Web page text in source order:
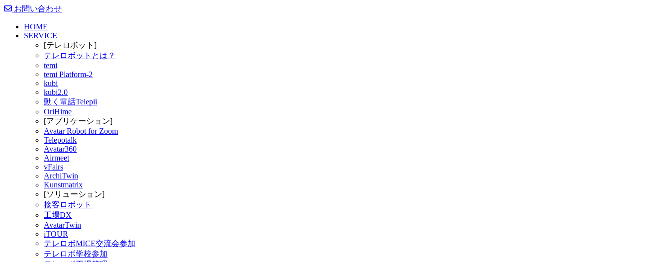
お問い合わせ
HOME
SERVICE
[テレロボット]
テレロボットとは？
temi
temi Platform-2
kubi
kubi2.0
動く電話Telepii
OriHime
[アプリケーション]
Avatar Robot for Zoom
Telepotalk
Avatar360
Airmeet
vFairs
ArchiTwin
Kunstmatrix
[ソリューション]
接客ロボット
工場DX
AvatarTwin
iTOUR
テレロボMICE交流会参加
テレロボ学校参加